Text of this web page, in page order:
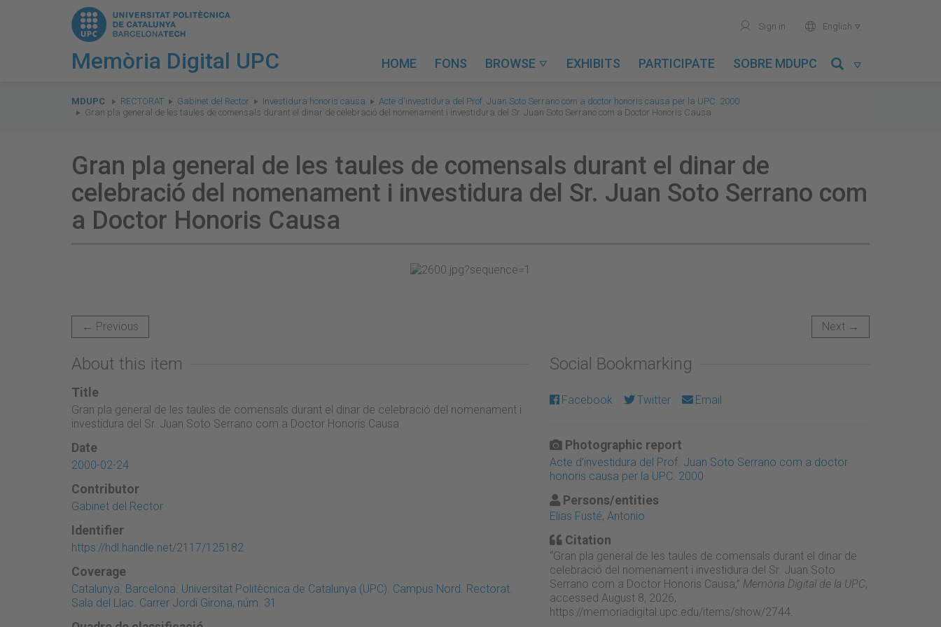
Memòria Digital UPC
user Sign in world English 
HOME FONS BROWSE  EXHIBITS PARTICIPATE SOBRE MDUPC 
are
here:
MDUPC RECTORAT Gabinet del Rector Investidura honoris causa
Acte d'investidura del Prof. Juan Soto Serrano com a doctor honoris causa per la UPC. 2000
Gran pla general de les taules de comensals durant el dinar de celebració del nomenament i investidura del Sr. Juan Soto Serrano com a Doctor Honoris Causa
Gran pla general de les taules de comensals durant el dinar de
celebració del nomenament i investidura del Sr. Juan Soto Serrano com
a Doctor Honoris Causa
← Previous Next →
About this item
Title
Gran pla general de les taules de comensals durant el dinar de celebració del nomenament i
investidura del Sr. Juan Soto Serrano com a Doctor Honoris Causa
Date
2000-02-24
Contributor
Gabinet del Rector
Identifier
https://hdl.handle.net/2117/125182
Coverage
Catalunya. Barcelona. Universitat Politècnica de Catalunya (UPC). Campus Nord. Rectorat.
Sala del Llac. Carrer Jordi Girona, núm. 31
Social Bookmarking
Facebook Twitter Email
Photographic report
Acte d'investidura del Prof. Juan Soto Serrano com a doctor
honoris causa per la UPC. 2000
Persons/entities
Elias Fusté, Antonio
Citation
“Gran pla general de les taules de comensals durant el dinar de
celebració del nomenament i investidura del Sr. Juan Soto
Serrano com a Doctor Honoris Causa,” Memòria Digital de la UPC,
accessed August 8, 2026,
https://memoriadigital.upc.edu/items/show/2744.